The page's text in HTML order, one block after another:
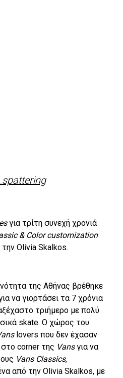
για τρίτη συνεχή χρονιά
& Color customization
Olivia Skalkos.
της Αθήνας βρέθηκε
να γιορτάσει τα 7 χρόνια
τριήμερο με πολύ
skate. Ο χώρος του
lovers που δεν έχασαν
στο corner της Vansγια να
Vans Classics,
από την Οlivia Skalkos, με